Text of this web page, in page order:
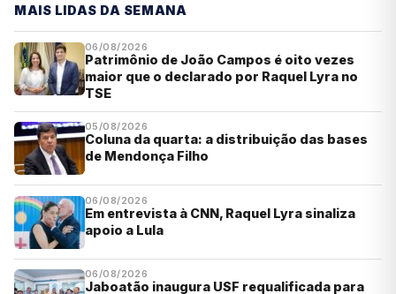
MAIS LIDAS DA SEMANA
06/08/2026
Patrimônio de João Campos é oito vezes
maior que o declarado por Raquel Lyra no
TSE
05/08/2026
Coluna da quarta: a distribuição das bases
de Mendonça Filho
06/08/2026
Em entrevista à CNN, Raquel Lyra sinaliza
apoio a Lula
06/08/2026
Jaboatão inaugura USF requalificada para